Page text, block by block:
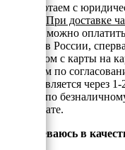
Мы работаем с
При доставке
области можно
регионов России,
переводом с карты на
способом по
осуществляется через
по
предоплате.
Я сомневаюсь в